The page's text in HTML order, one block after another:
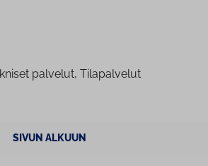
palvelut, Tilapalvelut
SIVUN ALKUUN